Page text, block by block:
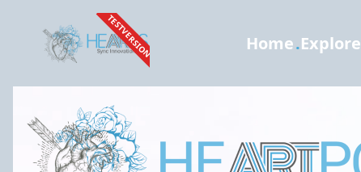
TESTVERSION Home.Explore